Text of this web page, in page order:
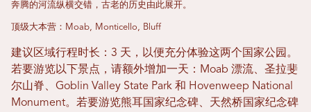
奔腾的河流纵横交错，古老的历史由此展开。
顶级大本营：Moab, Monticello, Bluff
建议区域行程时长：3 天，以便充分体验这两个国家公园。
若要游览以下景点，请额外增加一天：Moab 漂流、圣拉斐
尔山脊、Goblin Valley State Park 和 Hovenweep National
Monument。若要游览熊耳国家纪念碑、天然桥国家纪念碑